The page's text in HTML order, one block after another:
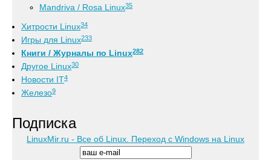
Mandriva / Rosa Linux35
Хитрости Linux34
Игры для Linux233
Книги / Журналы по Linux282
Другое Linux30
Новости IT4
Железо9
Подписка
LinuxMir.ru - Все об Linux. Переход с Windows на Linux